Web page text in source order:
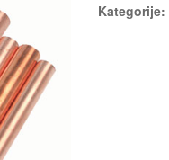
Kategorije: